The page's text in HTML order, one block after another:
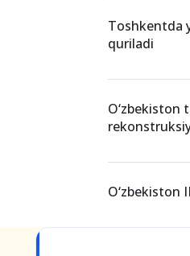
tartibi
quriladi
O‘zbekiston